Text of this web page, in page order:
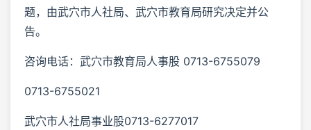
题，由武穴市人社局、武穴市教育局研究决定并公
告。
咨询电话：武穴市教育局人事股 0713-6755079
0713-6755021
武穴市人社局事业股0713-6277017